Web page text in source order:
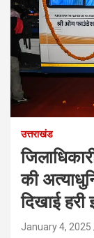
उत्तराखंड
की
दिखाई हरी
January 4, 2025